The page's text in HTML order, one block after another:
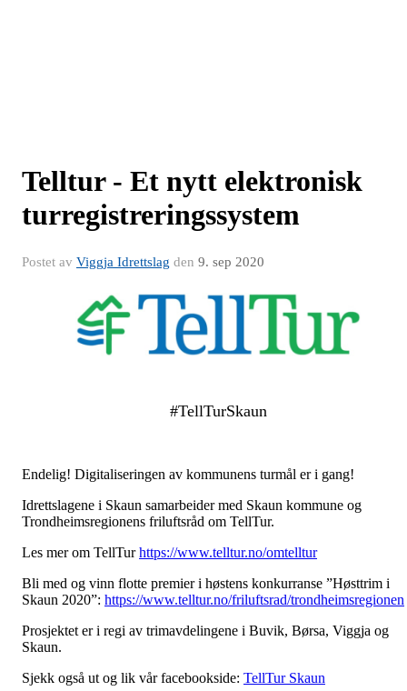
Telltur - Et nytt elektronisk
turregistreringssystem
Postet av Viggja Idrettslag den 9. sep 2020
#TellTurSkaun
Endelig! Digitaliseringen av kommunens turmål er i gang!
Idrettslagene i Skaun samarbeider med Skaun kommune og
Trondheimsregionens friluftsråd om TellTur.
Les mer om TellTurhttps://www.telltur.no/omtelltur
Bli med og vinn flotte premier i høstens konkurranse ”Høsttrim i
Skaun 2020”: https://www.telltur.no/friluftsrad/trondheimsregionen
Prosjektet er i regi av trimavdelingene i Buvik, Børsa, Viggja og
Skaun.
Sjekk også ut og lik vår facebookside: TellTur Skaun